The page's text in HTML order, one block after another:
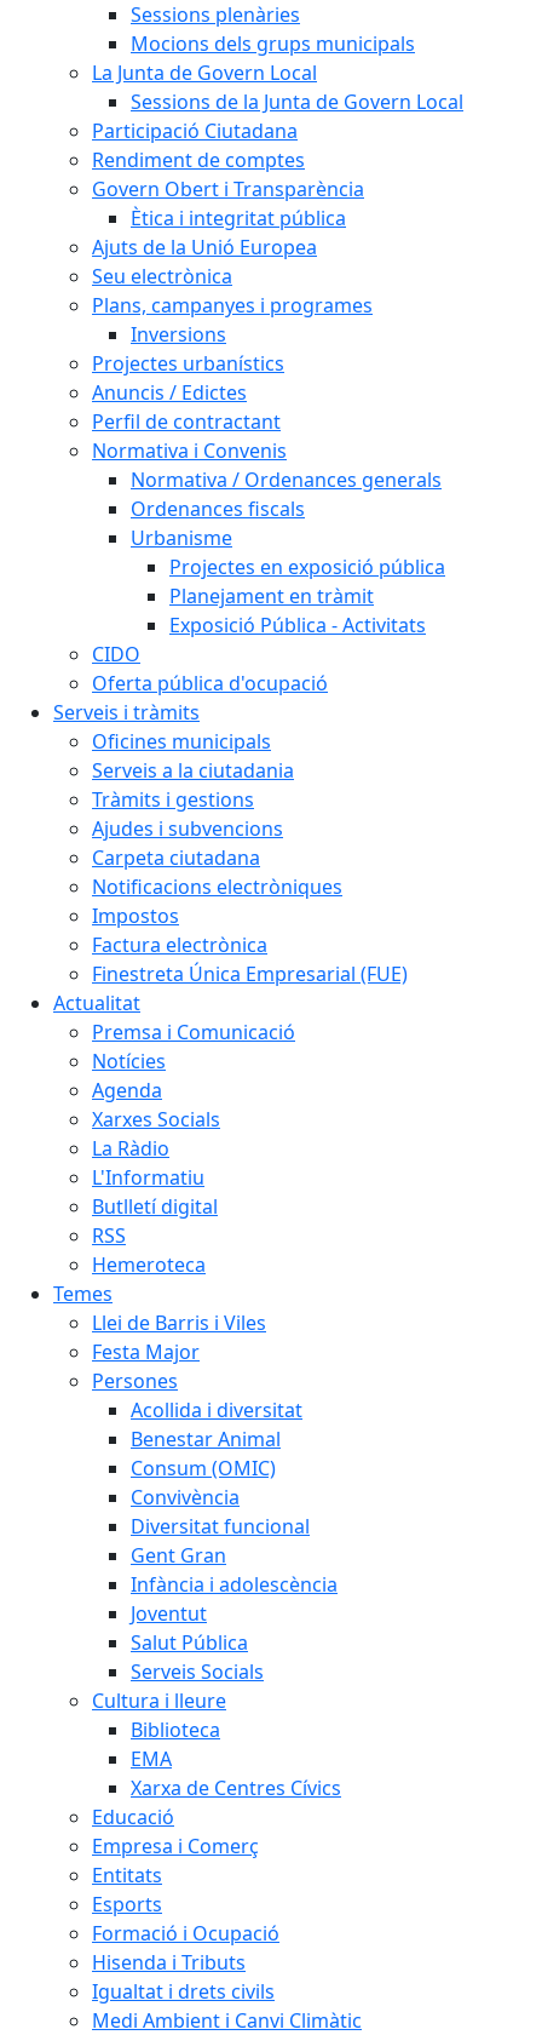
Sessions plenàries
Mocions dels grups municipals
La Junta de Govern Local
Sessions de la Junta de Govern Local
Participació Ciutadana
Rendiment de comptes
Govern Obert i Transparència
Ètica i integritat pública
Ajuts de la Unió Europea
Seu electrònica
Plans, campanyes i programes
Inversions
Projectes urbanístics
Anuncis / Edictes
Perfil de contractant
Normativa i Convenis
Normativa / Ordenances generals
Ordenances fiscals
Urbanisme
Projectes en exposició pública
Planejament en tràmit
Exposició Pública - Activitats
CIDO
Oferta pública d'ocupació
Serveis i tràmits
Oficines municipals
Serveis a la ciutadania
Tràmits i gestions
Ajudes i subvencions
Carpeta ciutadana
Notificacions electròniques
Impostos
Factura electrònica
Finestreta Única Empresarial (FUE)
Actualitat
Premsa i Comunicació
Notícies
Agenda
Xarxes Socials
La Ràdio
L'Informatiu
Butlletí digital
RSS
Hemeroteca
Temes
Llei de Barris i Viles
Festa Major
Persones
Acollida i diversitat
Benestar Animal
Consum (OMIC)
Convivència
Diversitat funcional
Gent Gran
Infància i adolescència
Joventut
Salut Pública
Serveis Socials
Cultura i lleure
Biblioteca
EMA
Xarxa de Centres Cívics
Educació
Empresa i Comerç
Entitats
Esports
Formació i Ocupació
Hisenda i Tributs
Igualtat i drets civils
Medi Ambient i Canvi Climàtic